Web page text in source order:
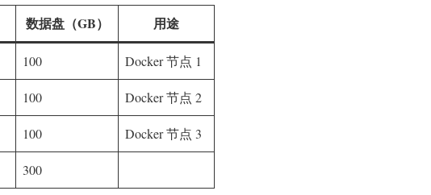
数据盘（GB） 用途
100 Docker 节点 1
100 Docker 节点 2
100 Docker 节点 3
300